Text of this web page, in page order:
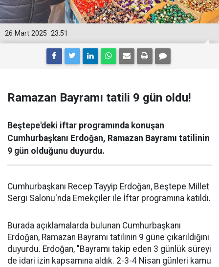
23:51
26 Mart 2025
Ramazan Bayramı tatili 9 gün oldu!
Beştepe'deki iftar programında konuşan
Cumhurbaşkanı Erdoğan, Ramazan Bayramı tatilinin
9 gün olduğunu duyurdu.
Cumhurbaşkanı Recep Tayyip Erdoğan, Beştepe Millet
Sergi Salonu'nda Emekçiler ile İftar programına katıldı.
Burada açıklamalarda bulunan Cumhurbaşkanı
Erdoğan, Ramazan Bayramı tatilinin 9 güne çıkarıldığını
duyurdu. Erdoğan, "Bayramı takip eden 3 günlük süreyi
de idari izin kapsamına aldık. 2-3-4 Nisan günleri kamu